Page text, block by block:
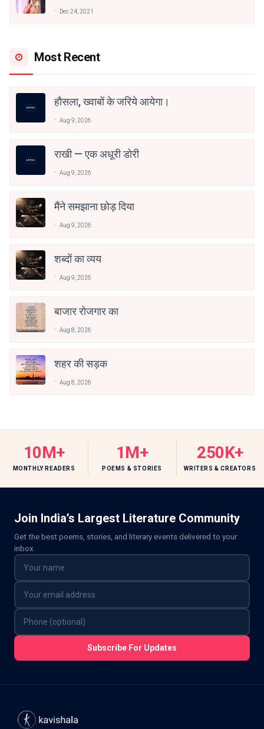
Dec 24, 2021
Most Recent
हौसला, ख्वाबों के जरिये आयेगा।
Aug 9, 2026
राखी — एक अधूरी डोरी
Aug 9, 2026
मैंने समझाना छोड़ दिया
Aug 9, 2026
शब्दों का व्यय
Aug 9, 2026
बाजार रोजगार का
Aug 8, 2026
शहर की सड़क
Aug 8, 2026
10M+
MONTHLY READERS
1M+
POEMS & STORIES
250K+
WRITERS & CREATORS
Join India’s Largest Literature Community
Get the best poems, stories, and literary events delivered to your
inbox.
Subscribe For Updates